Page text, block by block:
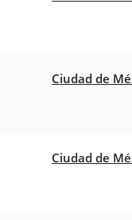
Ciudad de
Ciudad de